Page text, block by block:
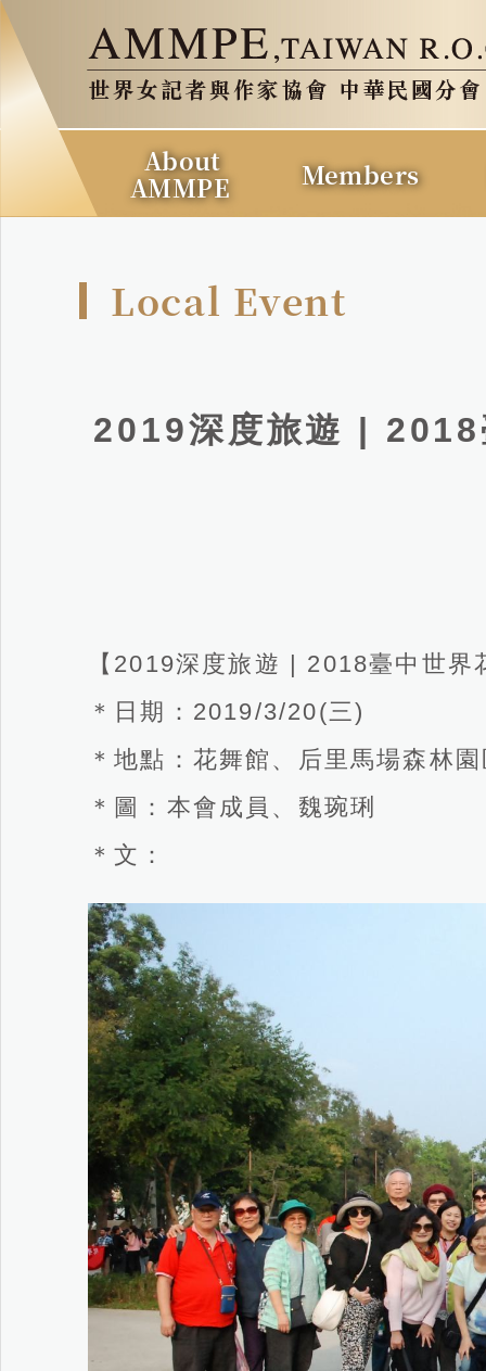
About
AMMPE
Members
Local Event
2019深度旅遊 | 2018
【2019深度旅遊 | 2018臺中世
＊日期：2019/3/20(三)
＊地點：花舞館、后里馬場森林
＊圖：本會成員、魏琬琍
＊文：